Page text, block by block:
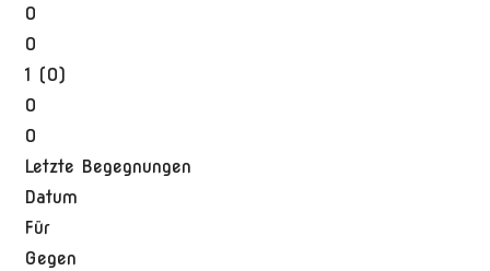
0
0
1 (0)
0
0
Letzte Begegnungen
Datum
Für
Gegen